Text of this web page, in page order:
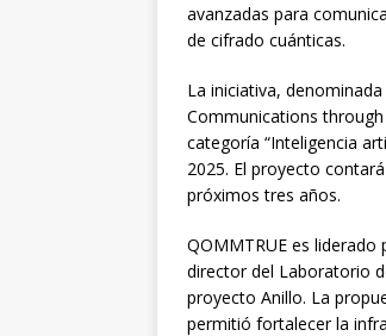
avanzadas para
de cifrado cuánticas.
La iniciativa,
Communications
categoría “Inteligencia
2025. El proyecto
próximos tres años.
QOMMTRUE es liderado
director del Laboratorio
proyecto Anillo. La
permitió fortalecer la